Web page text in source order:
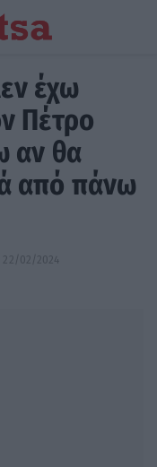
έχω
Πέτρο
αν θα
από πάνω
22/02/2024